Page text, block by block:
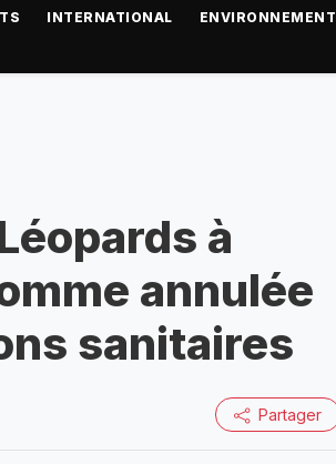
INTERNATIONAL ENVIRONNEMENT
à
annulée
sanitaires
Partager